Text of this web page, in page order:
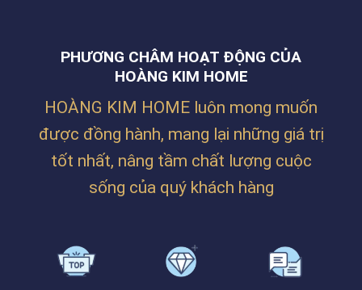
PHƯƠNG CHÂM HOẠT ĐỘNG CỦA
HOÀNG KIM HOME
HOÀNG KIM HOME luôn mong muốn
được đồng hành, mang lại những giá trị
tốt nhất, nâng tầm chất lượng cuộc
sống của quý khách hàng